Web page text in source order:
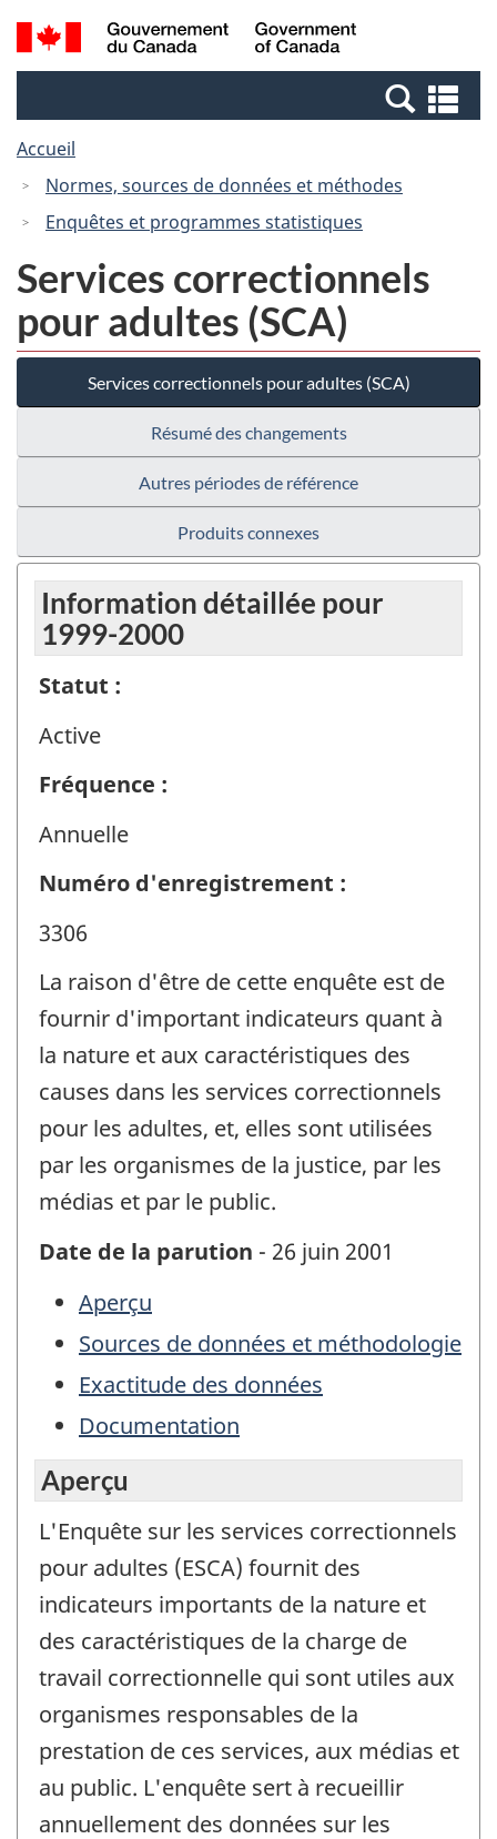
Passer
au
Passer
à
Canada
Recherche
et
et
Accueil
Normes, sources de données et méthodes
Enquêtes et programmes statistiques
Services correctionnels
pour adultes (SCA)
Services correctionnels pour adultes (SCA)
Résumé des changements
Autres périodes de référence
Produits connexes
Information détaillée pour
1999-2000
Statut :
Active
Fréquence :
Annuelle
Numéro d'enregistrement :
3306
La raison d'être de cette enquête est de
fournir d'important indicateurs quant à
la nature et aux caractéristiques des
causes dans les services correctionnels
pour les adultes, et, elles sont utilisées
par les organismes de la justice, par les
médias et par le public.
Date de la parution - 26 juin 2001
Aperçu
Sources de données et méthodologie
Exactitude des données
Documentation
Aperçu
L'Enquête sur les services correctionnels
pour adultes (ESCA) fournit des
indicateurs importants de la nature et
des caractéristiques de la charge de
travail correctionnelle qui sont utiles aux
organismes responsables de la
prestation de ces services, aux médias et
au public. L'enquête sert à recueillir
annuellement des données sur les